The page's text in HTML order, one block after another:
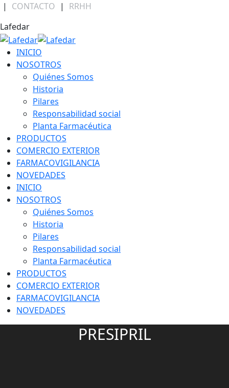
Skip
content
| CONTACTO |
RRHH
Facebook
page
opens
window
Linkedin
page
opens
window
Instagram
page
opens
window
Lafedar
INICIO
NOSOTROS
Quiénes Somos
Historia
Pilares
Responsabilidad social
Planta Farmacéutica
PRODUCTOS
COMERCIO EXTERIOR
FARMACOVIGILANCIA
NOVEDADES
INICIO
NOSOTROS
Quiénes Somos
Historia
Pilares
Responsabilidad social
Planta Farmacéutica
PRODUCTOS
COMERCIO EXTERIOR
FARMACOVIGILANCIA
NOVEDADES
PRESIPRIL